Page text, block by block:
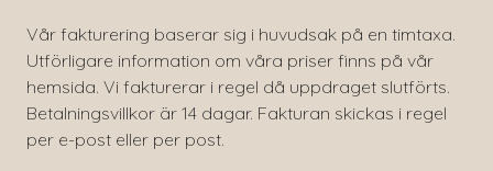
Vår fakturering baserar sig i huvudsak på en timtaxa.
Utförligare information om våra priser finns på vår
hemsida. Vi fakturerar i regel då uppdraget slutförts.
Betalningsvillkor är 14 dagar. Fakturan skickas i regel
per e-post eller per post.